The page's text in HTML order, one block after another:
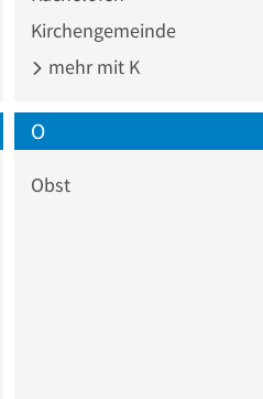
Kirchengemeinde
mehr mit K
O
Obst